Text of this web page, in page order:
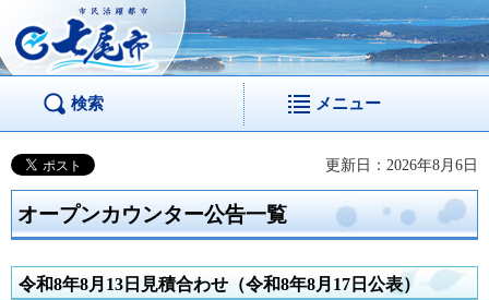
市民活躍都市 七尾
市
検索 メニュー
更新日：2026年8月6日
オープンカウンター公告一覧
令和8年8月13日見積合わせ（令和8年8月17日公表）